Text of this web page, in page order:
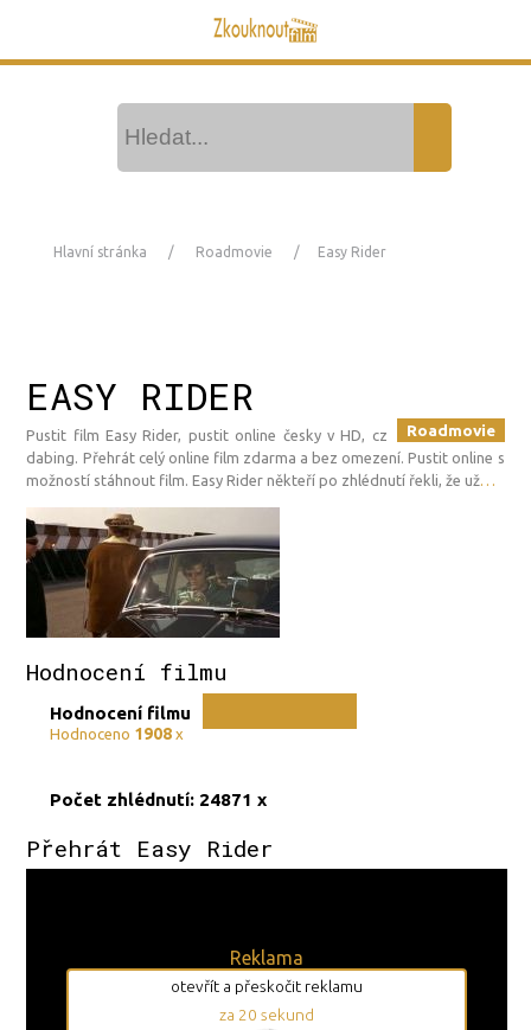
Hlavní stránka Roadmovie Easy Rider
EASY RIDER
Roadmovie
Pustit film Easy Rider, pustit online česky v HD, cz
dabing. Přehrát celý online film zdarma a bez omezení. Pustit online s
možností stáhnout film. Easy Rider někteří po zhlédnutí řekli, že už
Hodnocení filmu
Hodnocení filmu
Hodnoceno 1908x
Počet zhlédnutí: 24871 x
Přehrát Easy Rider
Reklama
otevřít a přeskočit reklamu
za 19 sekund